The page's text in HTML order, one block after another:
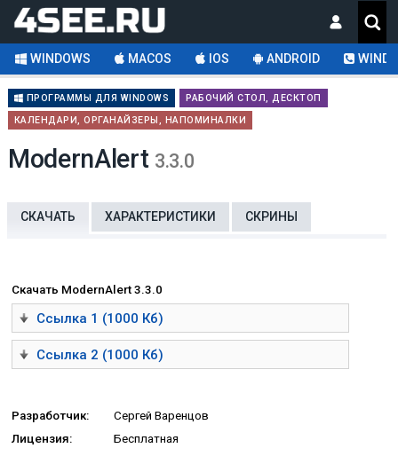
WINDOWS MACOS IOS ANDROID
ПРОГРАММЫ ДЛЯ WINDOWS
РАБОЧИЙ СТОЛ, ДЕСКТОП
КАЛЕНДАРИ, ОРГАНАЙЗЕРЫ, НАПОМИНАЛКИ
ModernAlert 3.3.0
СКАЧАТЬ ХАРАКТЕРИСТИКИ СКРИНЫ
Скачать ModernAlert 3.3.0
Ссылка 1 (1000 Кб)
Ссылка 2 (1000 Кб)
Разработчик:
Сергей Варенцов
Лицензия:
Бесплатная